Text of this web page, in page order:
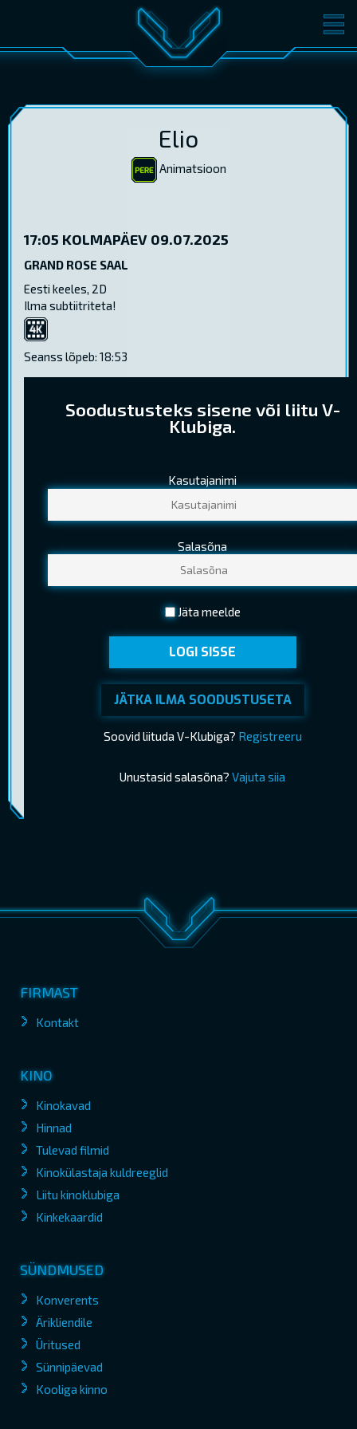
FILMID PILETID
KINKEKAARDID
EST RUS ENG
Elio
Animatsioon
17:05 KOLMAPÄEV 09.07.2025
GRAND ROSE SAAL
Eesti keeles, 2D
Ilma subtiitriteta!
4K
Seanss lõpeb: 18:53
Soodustusteks sisene või liitu V-
Klubiga.
Kasutajanimi
Salasõna
Jäta meelde
LOGI SISSE
JÄTKA ILMA SOODUSTUSETA
Soovid liituda V-Klubiga? Registreeru
Unustasid salasõna? Vajuta siia
PILETIHINNAD
Tavapilet 9,50 €
Lapsepilet 5,80 €
(Kehtib EV pensionitunnistuse esitamisel)
Piletimüük lõppes 09.07.2025 17:05 OSTA PILETID
FIRMAST
Kontakt
KINO
Kinokavad
Hinnad
Tulevad filmid
Kinokülastaja kuldreeglid
Liitu kinoklubiga
Kinkekaardid
SÜNDMUSED
Konverents
Ärikliendile
Üritused
Sünnipäevad
Kooliga kinno